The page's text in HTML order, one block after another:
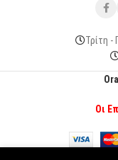
Τρίτη -
Οι